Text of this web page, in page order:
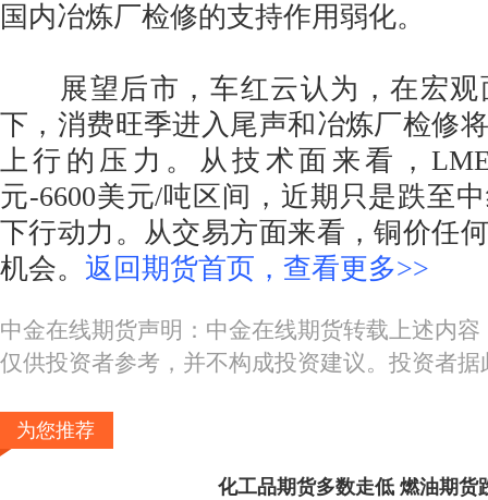
国内冶炼厂检修的支持作用弱化。
展望后市，车红云认为，在宏观
下，消费旺季进入尾声和冶炼厂检修
上行的压力。从技术面来看，
元-6600美元/吨区间，近期只是跌至
下行动力。从交易方面来看，铜价任
机会。 返回期货首页，查看更多>>
中金在线期货声明：中金在线期货转载上述内
仅供投资者参考，并不构成投资建议。投资者
为您推荐
化工品期货多数走低 燃油期货